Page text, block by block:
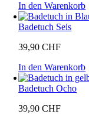
In den Warenkorb
Badetuch Seis
39,90CHF
In den Warenkorb
Badetuch Ocho
39,90CHF